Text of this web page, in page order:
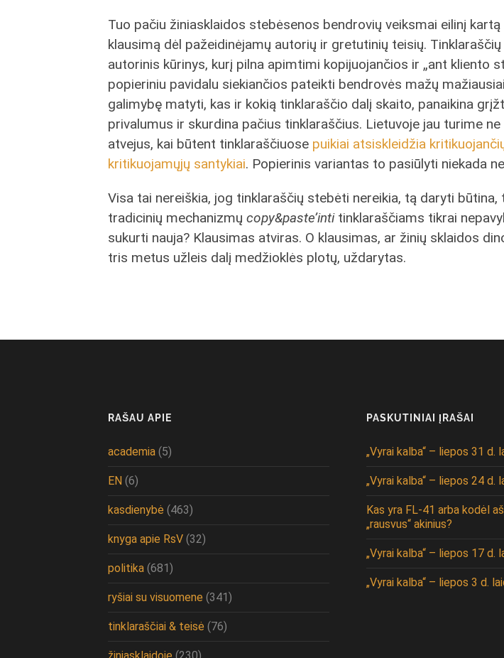
Tuo pačiu žiniasklaidos stebėsenos bendrovių veiksmai eilinį kartą
klausimą dėl pažeidinėjamų autorių ir gretutinių teisių.
autorinis kūrinys, kurį pilna apimtimi kopijuojančios ir „ant kliento
popieriniu pavidalu siekiančios pateikti bendrovės mažų
galimybę matyti, kas ir kokią tinklaraščio dalį skaito, panaikina
privalumus ir skurdina pačius tinklaraščius. Lietuvoje jau turime ne
atvejus, kai būtent tinklaraščiuose puikiai atsiskleidžia
kritikuojamųjų santykiai. Popierinis variantas to pasiūlyti niekada
Visa tai nereiškia, jog tinklaraščių stebėti nereikia, tą daryti būtina,
tradicinių mechanizmų copy&paste’intitinklaraščiams tikrai
sukurti nauja? Klausimas atviras. O klausimas, ar žinių sklaidos
tris metus užleis dalį medžioklės plotų, uždarytas.
RAŠAU APIE
academia (5)
EN (6)
kasdienybė (463)
knyga apie RsV (32)
politika (681)
ryšiai su visuomene (341)
tinklaraščiai & teisė (76)
PASKUTINIAI ĮRAŠAI
„Vyrai kalba“ – liepos 31 d.
„Vyrai kalba“ – liepos 24 d.
Kas yra FL-41 arba kodėl
„rausvus“ akinius?
„Vyrai kalba“ – liepos 17 d.
„Vyrai kalba“ – liepos 3 d.